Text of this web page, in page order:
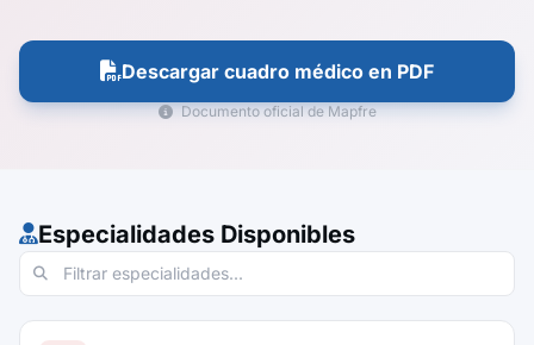
Descargar cuadro médico en PDF
Documento oficial de Mapfre
Especialidades Disponibles